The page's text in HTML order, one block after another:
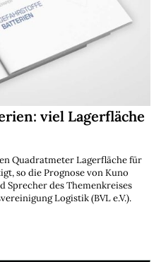
viel Lagerfläche
Quadratmeter Lagerfläche für
so die Prognose von Kuno
Sprecher des Themenkreises
Logistik (BVL e.V.).